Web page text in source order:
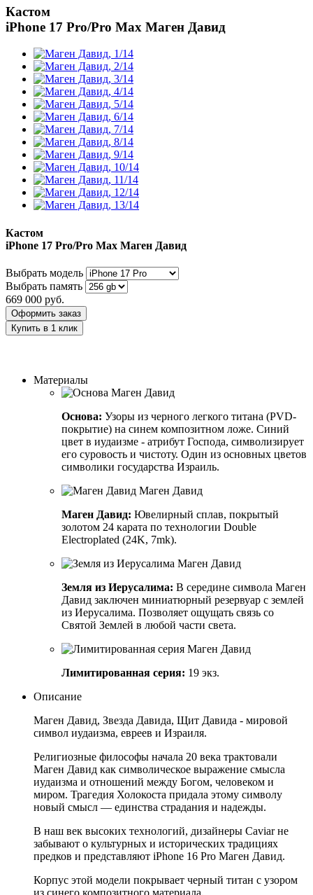
Кастом
iPhone 17 Pro/Pro Max Маген Давид
Кастом
iPhone 17 Pro/Pro Max Маген Давид
Выбрать модель
Выбрать память
669 000 руб.
Оформить заказ
Купить в 1 клик
Материалы
Основа: Узоры из черного легкого титана (PVD-
покрытие) на синем композитном ложе. Синий
цвет в иудаизме - атрибут Господа, символизирует
его суровость и чистоту. Один из основных цветов
символики государства Израиль.
Маген Давид: Ювелирный сплав, покрытый
золотом 24 карата по технологии Double
Electroplated (24K, 7mk).
Земля из Иерусалима: В середине символа Маген
Давид заключен миниатюрный резервуар с землей
из Иерусалима. Позволяет ощущать связь со
Святой Землей в любой части света.
Лимитированная серия: 19 экз.
Описание
Маген Давид, Звезда Давида, Щит Давида - мировой
символ иудаизма, евреев и Израиля.
Религиозные философы начала 20 века трактовали
Маген Давид как символическое выражение смысла
иудаизма и отношений между Богом, человеком и
миром. Трагедия Холокоста придала этому символу
новый смысл — единства страдания и надежды.
В наш век высоких технологий, дизайнеры Caviar не
забывают о культурных и исторических традициях
предков и представляют iPhone 16 Pro Маген Давид.
Корпус этой модели покрывает черный титан с узором
из синего композитного материала.